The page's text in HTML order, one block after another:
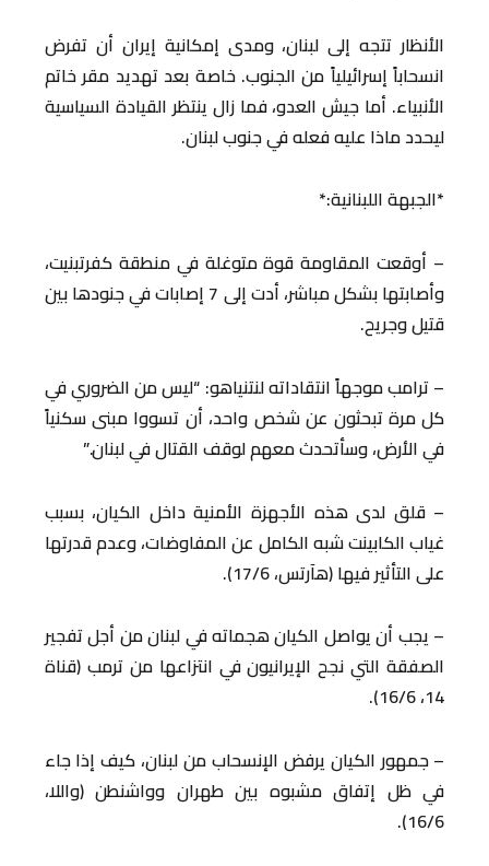
الأنظار تتجه إلى لبنان، ومدى إمكانية إيران أن تفرض
انسحاباً إسرائيلياً من الجنوب. خاصة بعد تهديد مقر خاتم
الأنبياء. أما جيش العدو، فما زال ينتظر القيادة السياسية
ليحدد ماذا عليه فعله في جنوب لبنان.
*الجبهة اللبنانية:*
– أوقعت المقاومة قوة متوغلة في منطقة كفرتبنيت،
وأصابتها بشكل مباشر، أدت إلى 7 إصابات في جنودها بين
قتيل وجريح.
– ترامب موجهاً انتقاداته لنتنياهو: “ليس من الضروري في
كل مرة تبحثون عن شخص واحد، أن تسووا مبنى سكنياً
في الأرض، وسأتحدث معهم لوقف القتال في لبنان.”
– قلق لدى هذه الأجهزة الأمنية داخل الكيان، بسبب
غياب الكابينت شبه الكامل عن المفاوضات، وعدم قدرتها
على التأثير فيها (هآرتس، 17/6).
– يجب أن يواصل الكيان هجماته في لبنان من أجل تفجير
الصفقة التي نجح الإيرانيون في انتزاعها من ترمب (قناة
14، 16/6).
– جمهور الكيان يرفض الإنسحاب من لبنان، كيف إذا جاء
في ظل إتفاق مشبوه بين طهران وواشنطن (واللا،
16/6).